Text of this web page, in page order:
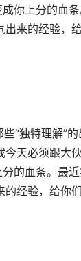
你上分的血
来的经验，
“独特理解”
天必须跟大
的血条。最
经验，给你